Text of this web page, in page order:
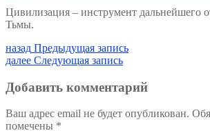
Цивилизация – инструмент дальнейшего
Тьмы.
Навигация
по
записям
назад Предыдущая
запись:
Предыдущая запись
далее Следующая
Следующая запись
Добавить комментарий
Ваш адрес email не будет опубликован.
помечены *